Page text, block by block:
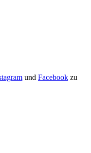
und Facebook zu